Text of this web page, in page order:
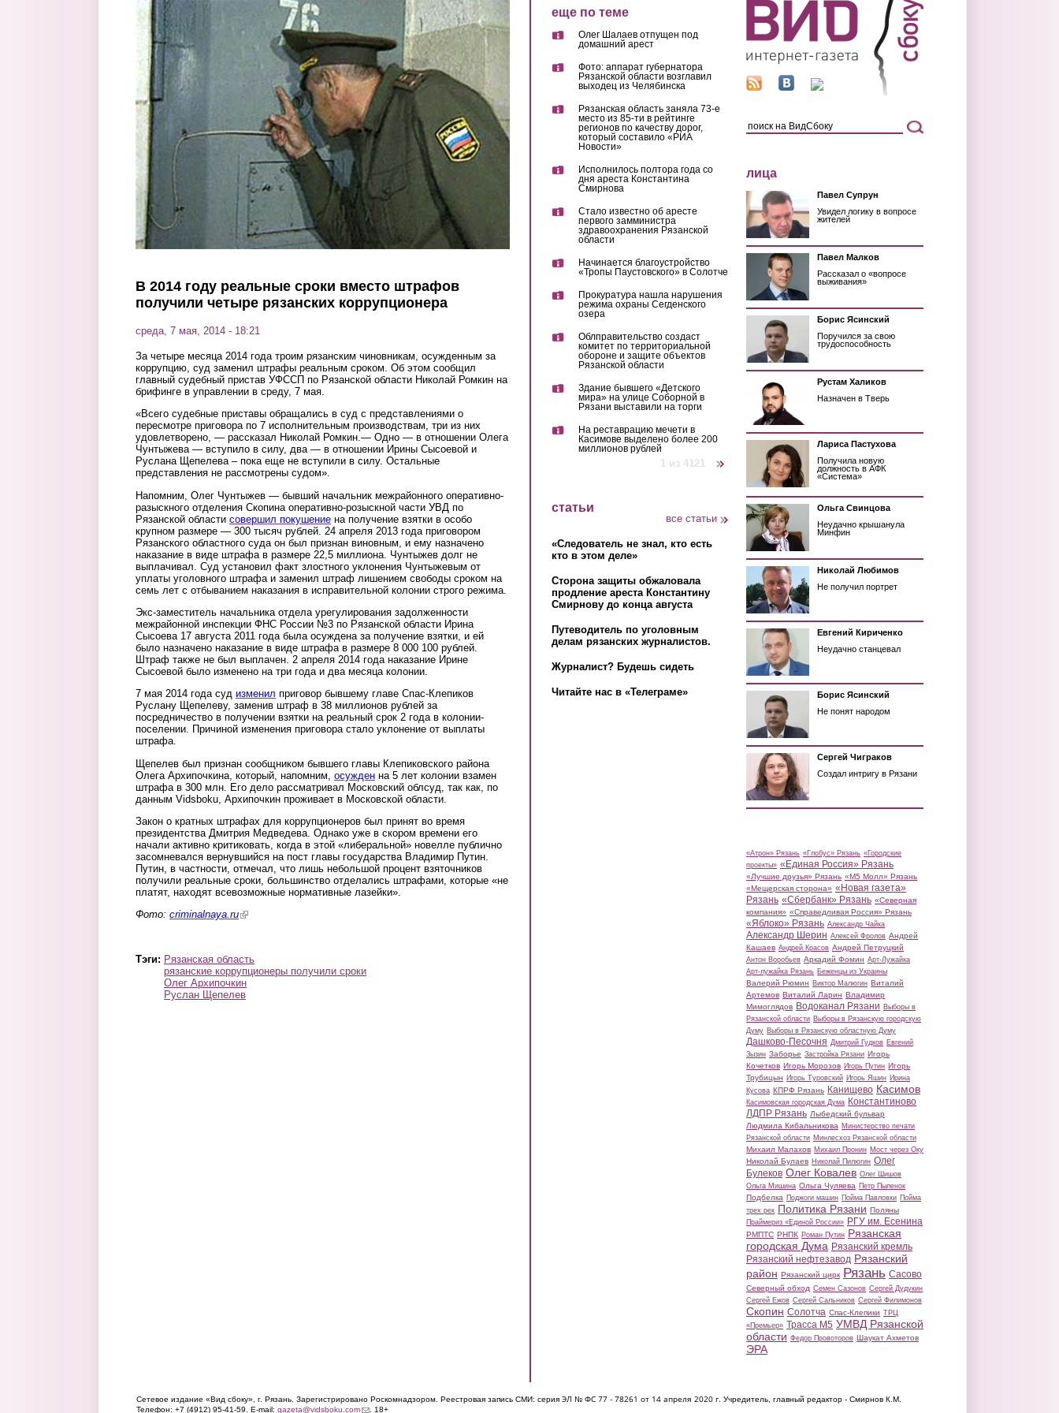
Перейти к основному содержанию
В 2014 году реальные сроки вместо штрафов
получили четыре рязанских коррупционера
среда, 7 мая, 2014 - 18:21
За четыре месяца 2014 года троим рязанским чиновникам, осужденным за
коррупцию, суд заменил штрафы реальным сроком. Об этом сообщил
главный судебный пристав УФССП по Рязанской области Николай Ромкин на
брифинге в управлении в среду, 7 мая.
«Всего судебные приставы обращались в суд с представлениями о
пересмотре приговора по 7 исполнительным производствам, три из них
удовлетворено, — рассказал Николай Ромкин.— Одно — в отношении Олега
Чунтыжева — вступило в силу, два — в отношении Ирины Сысоевой и
Руслана Щепелева – пока еще не вступили в силу. Остальные
представления не рассмотрены судом».
Напомним, Олег Чунтыжев — бывший начальник межрайонного оперативно-
разыскного отделения Скопина оперативно-розыскной части УВД по
Рязанской области совершил покушение на получение взятки в особо
крупном размере — 300 тысяч рублей. 24 апреля 2013 года приговором
Рязанского областного суда он был признан виновным, и ему назначено
наказание в виде штрафа в размере 22,5 миллиона. Чунтыжев долг не
выплачивал. Суд установил факт злостного уклонения Чунтыжевым от
уплаты уголовного штрафа и заменил штраф лишением свободы сроком на
семь лет с отбыванием наказания в исправительной колонии строго режима.
Экс-заместитель начальника отдела урегулирования задолженности
межрайонной инспекции ФНС России №3 по Рязанской области Ирина
Сысоева 17 августа 2011 года была осуждена за получение взятки, и ей
было назначено наказание в виде штрафа в размере 8 000 100 рублей.
Штраф также не был выплачен. 2 апреля 2014 года наказание Ирине
Сысоевой было изменено на три года и два месяца колонии.
7 мая 2014 года суд изменил приговор бывшему главе Спас-Клепиков
Руслану Щепелеву, заменив штраф в 38 миллионов рублей за
посредничество в получении взятки на реальный срок 2 года в колонии-
поселении. Причиной изменения приговора стало уклонение от выплаты
штрафа.
Щепелев был признан сообщником бывшего главы Клепиковского района
Олега Архипочкина, который, напомним, осужден на 5 лет колонии взамен
штрафа в 300 млн. Его дело рассматривал Московский облсуд, так как, по
данным Vidsboku, Архипочкин проживает в Московской области.
Закон о кратных штрафах для коррупционеров был принят во время
президентства Дмитрия Медведева. Однако уже в скором времени его
начали активно критиковать, когда в этой «либеральной» новелле публично
засомневался вернувшийся на пост главы государства Владимир Путин.
Путин, в частности, отмечал, что лишь небольшой процент взяточников
получили реальные сроки, большинство отделались штрафами, которые «не
платят, находят всевозможные нормативные лазейки».
Фото: criminalnaya.ru(link is external)
Тэги: Рязанская область
рязанские коррупционеры получили сроки
Олег Архипочкин
Руслан Щепелев
еще по теме
Олег Шалаев отпущен под
домашний арест
Фото: аппарат губернатора
Рязанской области возглавил
выходец из Челябинска
Рязанская область заняла 73-е
место из 85-ти в рейтинге
регионов по качеству дорог,
который составило «РИА
Новости»
Исполнилось полтора года со
дня ареста Константина
Смирнова
Стало известно об аресте
первого замминистра
здравоохранения Рязанской
области
Начинается благоустройство
«Тропы Паустовского» в Солотче
Прокуратура нашла нарушения
режима охраны Сегденского
озера
Облправительство создаст
комитет по территориальной
обороне и защите объектов
Рязанской области
Здание бывшего «Детского
мира» на улице Соборной в
Рязани выставили на торги
На реставрацию мечети в
Касимове выделено более 200
миллионов рублей
1 из 4121
статьи
все статьи
«Следователь не знал, кто есть
кто в этом деле»
Сторона защиты обжаловала
продление ареста Константину
Смирнову до конца августа
Путеводитель по уголовным
делам рязанских журналистов.
Журналист? Будешь сидеть
Читайте нас в «Телеграме»
лица
Павел Супрун
Увидел логику в вопросе
жителей
Павел Малков
Рассказал о «вопросе
выживания»
Борис Ясинский
Поручился за свою
трудоспособность
Рустам Халиков
Назначен в Тверь
Лариса Пастухова
Получила новую
должность в АФК
«Система»
Ольга Свинцова
Неудачно крышанула
Минфин
Николай Любимов
Не получил портрет
Евгений Кириченко
Неудачно станцевал
Борис Ясинский
Не понят народом
Сергей Чиграков
Создал интригу в Рязани
«Атрон» Рязань «Глобус» Рязань «Городские
проекты» «Единая Россия» Рязань
«Лучшие друзья» Рязань «М5 Молл» Рязань
«Мещерская сторона» «Новая газета»
Рязань «Сбербанк» Рязань «Северная
компания» «Справедливая Россия» Рязань
«Яблоко» Рязань Александр Чайка
Александр Шерин Алексей Фролов Андрей
Кашаев Андрей Красов Андрей Петруцкий
Антон Воробьев Аркадий Фомин Арт-Лужайка
Арт-лужайка Рязань Беженцы из Украины
Валерий Рюмин Виктор Малюгин Виталий
Артемов Виталий Ларин Владимир
Мимоглядов Водоканал Рязани Выборы в
Рязанской области Выборы в Рязанскую городскую
Думу Выборы в Рязанскую областную Думу
Дашково-Песочня Дмитрий Гудков Евгений
Зызин Заборье Застройка Рязани Игорь
Кочетков Игорь Морозов Игорь Путин Игорь
Трубицын Игорь Туровский Игорь Яшин Ирина
Кусова КПРФ Рязань Канищево Касимов
Касимовская городская Дума Константиново
ЛДПР Рязань Лыбедский бульвар
Людмила Кибальникова Министерство печати
Рязанской области Минлесхоз Рязанской области
Михаил Малахов Михаил Пронин Мост через Оку
Николай Булаев Николай Пилюгин Олег
Булеков Олег Ковалев Олег Шишов
Ольга Мишина Ольга Чуляева Петр Пыленок
Подбелка Поджоги машин Пойма Павловки Пойма
трех рек Политика Рязани Поляны
Праймериз «Единой России» РГУ им. Есенина
РМПТС РНПК Роман Путин Рязанская
городская Дума Рязанский кремль
Рязанский нефтезавод Рязанский
район Рязанский цирк Рязань Сасово
Северный обход Семен Сазонов Сергей Дудукин
Сергей Ежов Сергей Сальников Сергей Филимонов
Скопин Солотча Спас-Клепики ТРЦ
«Премьер» Трасса М5 УМВД Рязанской
области Федор Провоторов Шаукат Ахметов
ЭРА
Сетевое издание «Вид сбоку», г. Рязань. Зарегистрировано Роскомнадзором. Реестровая запись СМИ: серия ЭЛ № ФС 77 - 78261 от 14 апреля 2020 г. Учредитель, главный редактор - Смирнов К.М.
Телефон: +7 (4912) 95-41-59. E-mail: gazeta@vidsboku.com(link sends e-mail)
. 18+